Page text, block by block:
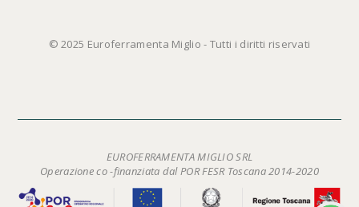
© 2025 Euroferramenta Miglio - Tutti i diritti riservati
EUROFERRAMENTA MIGLIO SRL
Operazione co -finanziata dal POR FESR Toscana 2014-2020